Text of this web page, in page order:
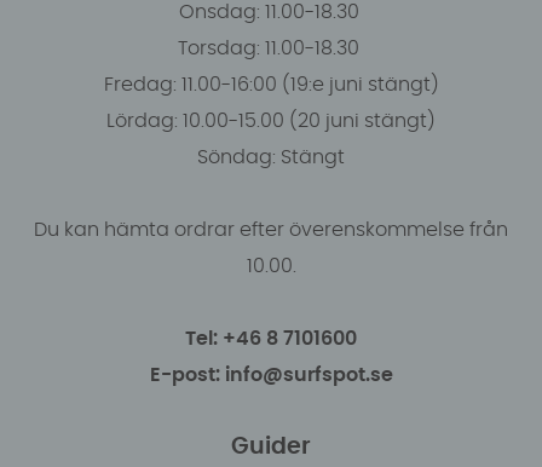
Onsdag: 11.00-18.30
Torsdag: 11.00-18.30
Fredag: 11.00-16:00 (19:e juni stängt)
Lördag: 10.00-15.00 (20 juni stängt)
Söndag: Stängt
Du kan hämta ordrar efter överenskommelse från
10.00.
Tel: +46 8 7101600
E-post: info@surfspot.se
Guider